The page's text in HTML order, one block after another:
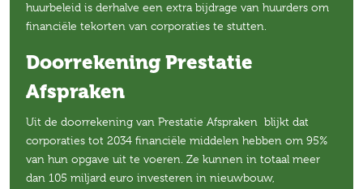
huurbeleid is derhalve een extra bijdrage van huurders om
financiële tekorten van corporaties te stutten.
Doorrekening Prestatie
Afspraken
Uit de doorrekening van Prestatie Afspraken blijkt dat
corporaties tot 2034 financiële middelen hebben om 95%
van hun opgave uit te voeren. Ze kunnen in totaal meer
dan 105 miljard euro investeren in nieuwbouw,